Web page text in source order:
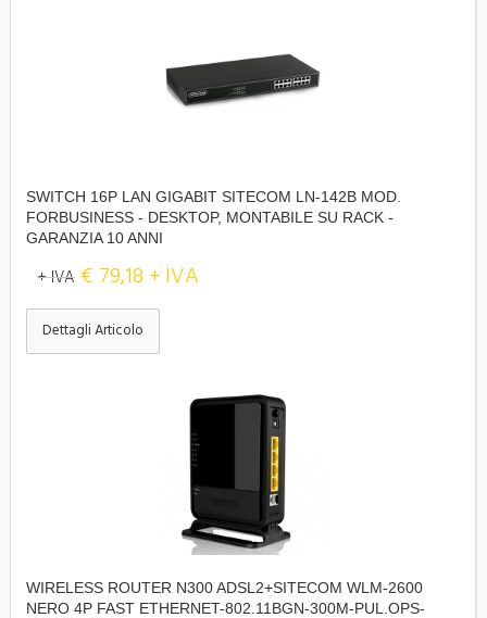
SWITCH 16P LAN GIGABIT SITECOM LN-142B MOD.
FORBUSINESS - DESKTOP, MONTABILE SU RACK -
GARANZIA 10 ANNI
+ IVA € 79,18 + IVA
Dettagli Articolo
WIRELESS ROUTER N300 ADSL2+SITECOM WLM-2600
NERO 4P FAST ETHERNET-802.11BGN-300M-PUL.OPS-